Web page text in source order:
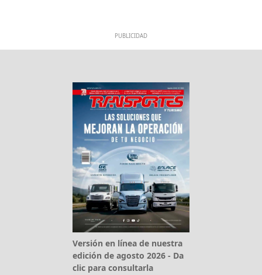
PUBLICIDAD
Versión en línea de nuestra
edición de agosto 2026 - Da
clic para consultarla